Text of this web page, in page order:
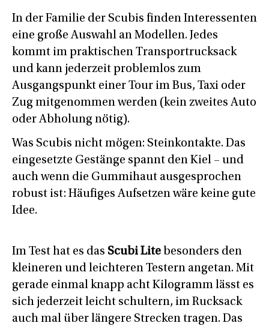
In der Familie der Scubis finden Interessenten
eine große Auswahl an Modellen. Jedes
kommt im praktischen Transportrucksack
und kann jederzeit problemlos zum
Ausgangspunkt einer Tour im Bus, Taxi oder
Zug mitgenommen werden (kein zweites Auto
oder Abholung nötig).
Was Scubis nicht mögen: Steinkontakte. Das
eingesetzte Gestänge spannt den Kiel – und
auch wenn die Gummihaut ausgesprochen
robust ist: Häufiges Aufsetzen wäre keine gute
Idee.
Im Test hat es das Scubi Lite besonders den
kleineren und leichteren Testern angetan. Mit
gerade einmal knapp acht Kilogramm lässt es
sich jederzeit leicht schultern, im Rucksack
auch mal über längere Strecken tragen. Das